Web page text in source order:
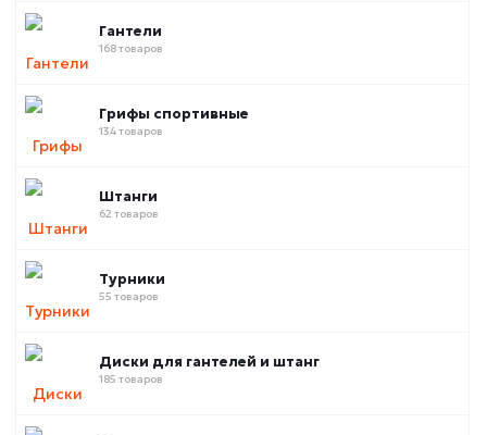
Гантели
168 товаров
Грифы спортивные
134 товаров
Штанги
62 товаров
Турники
55 товаров
Диски для гантелей и штанг
185 товаров